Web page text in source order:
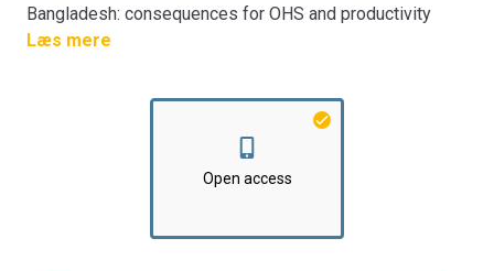
Bangladesh: consequences for OHS and productivity
Fakultet:Det Ingeniør- og Naturvidenskabelige Fakultet
Læs mere
Open access